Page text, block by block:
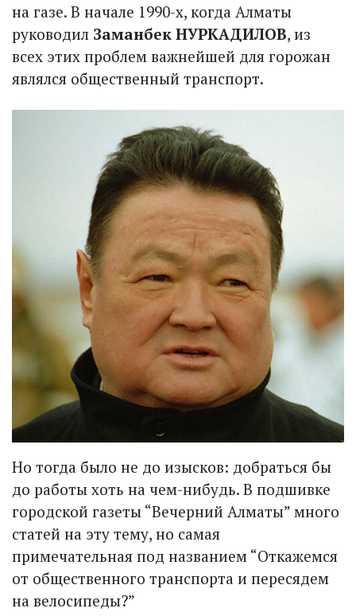
на газе. В начале 1990-х, когда Алматы
руководил Заманбек НУРКАДИЛОВ, из
всех этих проблем важнейшей для горожан
являлся общественный транспорт.
Но тогда было не до изысков: добраться бы
до работы хоть на чем-нибудь. В подшивке
городской газеты “Вечерний Алматы” много
статей на эту тему, но самая
примечательная под названием “Откажемся
от общественного транспорта и пересядем
на велосипеды?”